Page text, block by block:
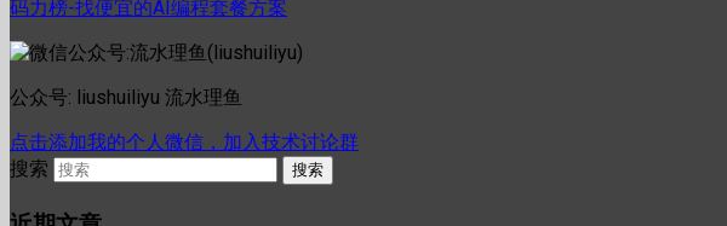
码力榜-找便宜的AI编程套餐方案
公众号: liushuiliyu 流水理鱼
点击添加我的个人微信，加入技术讨论群
搜索